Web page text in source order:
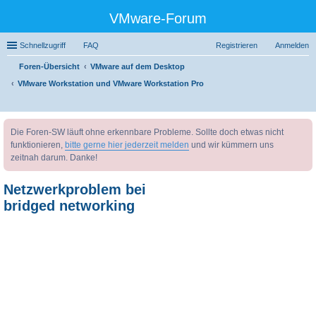
VMware-Forum
Schnellzugriff FAQ Anmelden
Registrieren
Foren-Übersicht
VMware auf dem Desktop
VMware Workstation und VMware Workstation Pro
uc
Die Foren-SW läuft ohne erkennbare Probleme. Sollte doch etwas nicht
funktionieren, bitte gerne hier jederzeit melden und wir kümmern uns
zeitnah darum. Danke!
Netzwerkproblem bei
bridged networking